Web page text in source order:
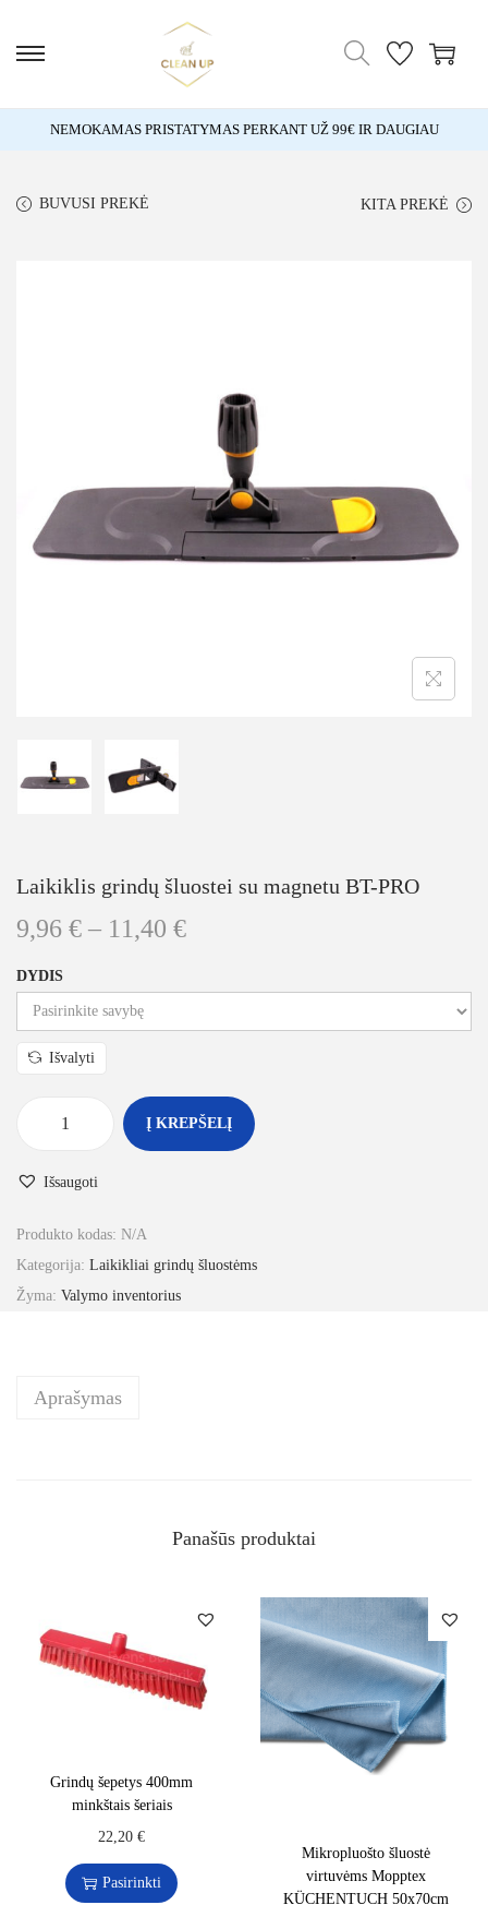
NEMOKAMAS PRISTATYMAS PERKANT UŽ 99€ IR DAUGIAU
BUVUSI PREKĖ KITA PREKĖ
Laikiklis grindų šluostei su magnetu BT-PRO
9,96 € – 11,40 €
DYDIS
Išvalyti
Į KREPŠELĮ
Išsaugoti
Produkto kodas: N/A
Kategorija: Laikikliai grindų šluostėms
Žyma: Valymo inventorius
Aprašymas
Panašūs produktai
Grindų šepetys 400mm
minkštais šeriais
22,20€
Pasirinkti
Mikropluošto šluostė
virtuvėms Mopptex
KÜCHENTUCH 50x70cm